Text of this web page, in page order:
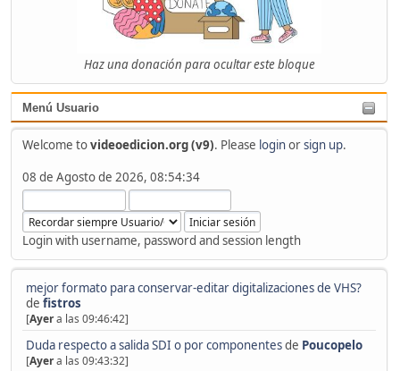
Haz una donación para ocultar este bloque
Menú Usuario
Welcome tovideoedicion.org (v9). Please loginorsign up.
08 de Agosto de 2026, 08:54:34
Login with username, password and session length
mejor formato para conservar-editar digitalizaciones de VHS?
de fistros
[Ayera las 09:46:42]
Duda respecto a salida SDI o por componentesde Poucopelo
[Ayera las 09:43:32]